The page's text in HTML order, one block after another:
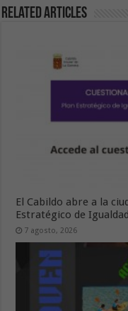
Related Articles
El Cabildo abre a la
Estratégico de
7 agosto, 2026